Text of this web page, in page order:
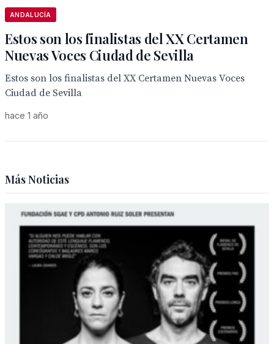
ANDALUCÍA
Estos son los finalistas del XX Certamen
Nuevas Voces Ciudad de Sevilla
Estos son los finalistas del XX Certamen Nuevas Voces
Ciudad de Sevilla
hace 1 año
Más Noticias